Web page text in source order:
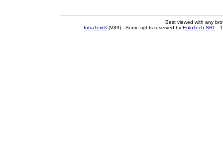
Best viewed with any
IntraText®(V89) - Some rights reserved by EuloTech SRL -